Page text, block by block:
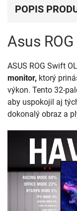
POPIS
Asus
ASUS ROG Swift
monitor, ktorý
výkon. Tento 32-
aby uspokojil aj
dokonalý obraz a